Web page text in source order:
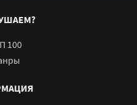
100